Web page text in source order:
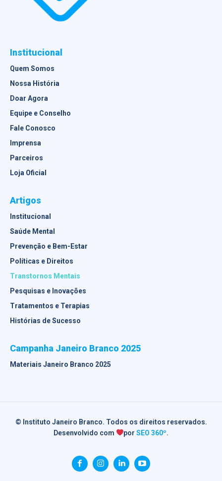
Institucional
Quem Somos
Nossa História
Doar Agora
Equipe e Conselho
Fale Conosco
Imprensa
Parceiros
Loja Oficial
Artigos
Institucional
Saúde Mental
Prevenção e Bem-Estar
Políticas e Direitos
Transtornos Mentais
Pesquisas e Inovações
Tratamentos e Terapias
Histórias de Sucesso
Campanha Janeiro Branco 2025
Materiais Janeiro Branco 2025
© Instituto Janeiro Branco. Todos os direitos reservados.
Desenvolvido com
porSEO 360º.